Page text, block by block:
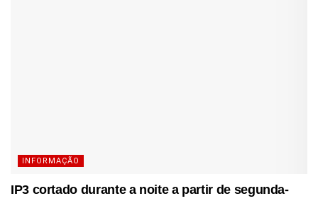
INFORMAÇÃO
IP3 cortado durante a noite a partir de segunda-